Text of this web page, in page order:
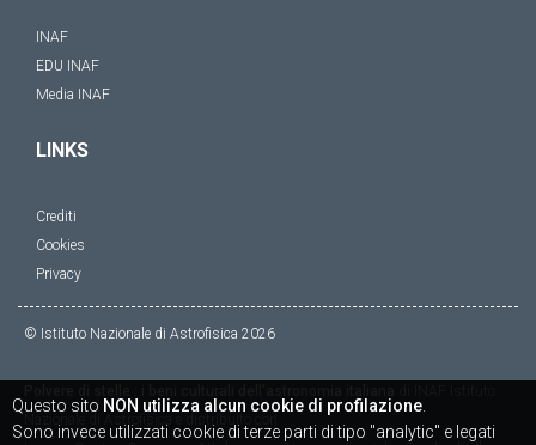
INAF
EDU INAF
Media INAF
LINKS
Crediti
Cookies
Privacy
© Istituto Nazionale di Astrofisica 2026
Questo sito NON utilizza alcun cookie di profilazione
Sono invece utilizzati cookie di terze parti di tipo "analytic" e legati